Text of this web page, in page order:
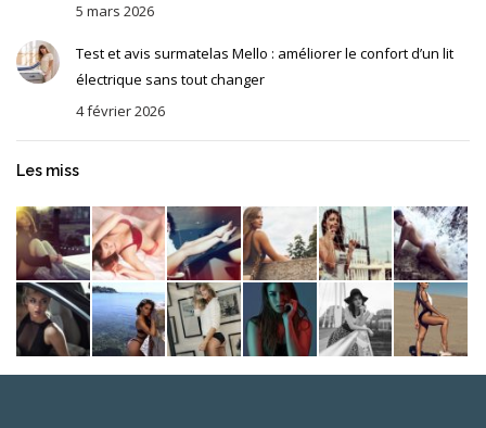
5 mars 2026
Test et avis surmatelas Mello : améliorer le confort d’un lit
électrique sans tout changer
4 février 2026
Les miss